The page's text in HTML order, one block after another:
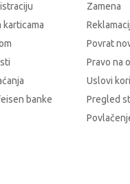
karticama
banke
Zamena
Povrat
Pravo na
Uslovi
Pregled